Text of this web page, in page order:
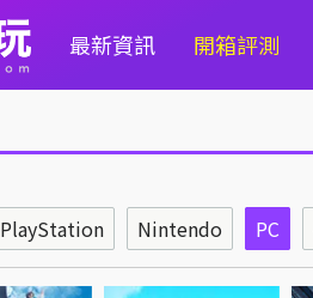
最新資訊 開箱評測
PlayStation Nintendo PC